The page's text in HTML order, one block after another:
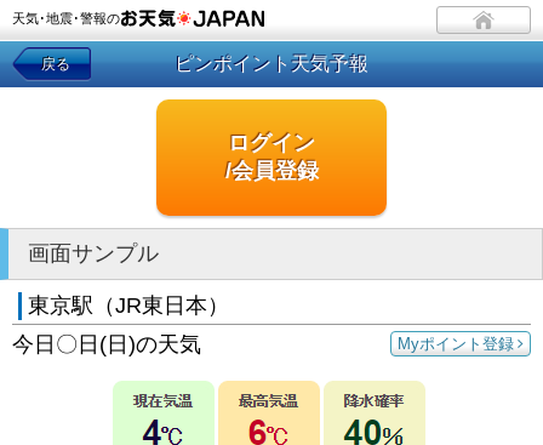
天気･地震･警報の
戻る ピンポイント天気予報
ログイン
/会員登録
画面サンプル
東京駅（JR東日本）
Myポイント登録
今日〇日(日)の天気